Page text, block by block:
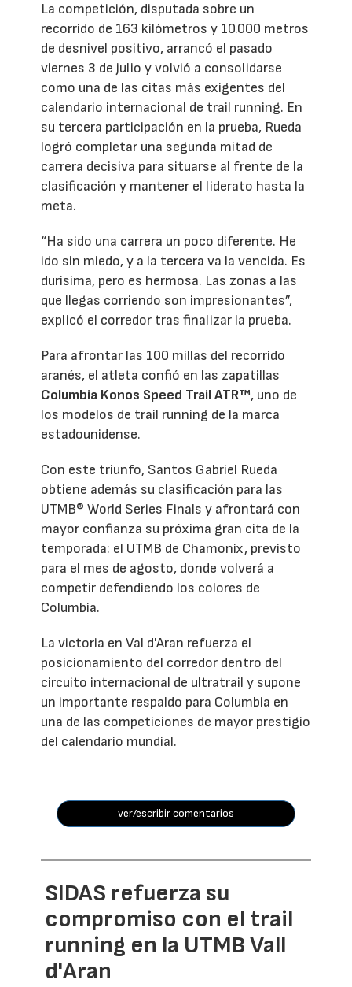
La competición, disputada sobre un
recorrido de 163 kilómetros y 10.000 metros
de desnivel positivo, arrancó el pasado
viernes 3 de julio y volvió a consolidarse
como una de las citas más exigentes del
calendario internacional de trail running. En
su tercera participación en la prueba, Rueda
logró completar una segunda mitad de
carrera decisiva para situarse al frente de la
clasificación y mantener el liderato hasta la
meta.
“Ha sido una carrera un poco diferente. He
ido sin miedo, y a la tercera va la vencida. Es
durísima, pero es hermosa. Las zonas a las
que llegas corriendo son impresionantes”,
explicó el corredor tras finalizar la prueba.
Para afrontar las 100 millas del recorrido
aranés, el atleta confió en las zapatillas
Columbia Konos Speed Trail ATR™, uno de
los modelos de trail running de la marca
estadounidense.
Con este triunfo, Santos Gabriel Rueda
obtiene además su clasificación para las
UTMB® World Series Finals y afrontará con
mayor confianza su próxima gran cita de la
temporada: el UTMB de Chamonix, previsto
para el mes de agosto, donde volverá a
competir defendiendo los colores de
Columbia.
La victoria en Val d'Aran refuerza el
posicionamiento del corredor dentro del
circuito internacional de ultratrail y supone
un importante respaldo para Columbia en
una de las competiciones de mayor prestigio
del calendario mundial.
ver/escribir comentarios
SIDAS refuerza su
compromiso con el trail
running en la UTMB Vall
d'Aran